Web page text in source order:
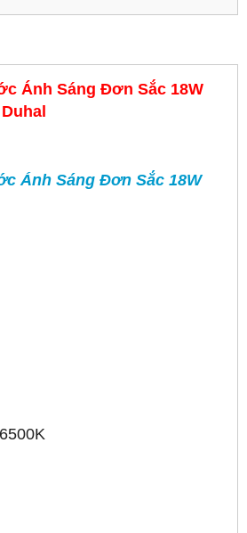
Ánh Sáng Đơn Sắc 18W
Ánh Sáng Đơn Sắc 18W